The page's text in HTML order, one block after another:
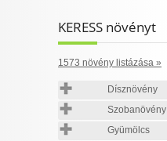
KERESS növényt
1573 növény listázása »
Dísznövény
Szobanövény
Gyümölcs